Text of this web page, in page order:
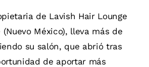
de Lavish Hair Lounge
(Nuevo México), lleva más de
su salón, que abrió tras
de aportar más